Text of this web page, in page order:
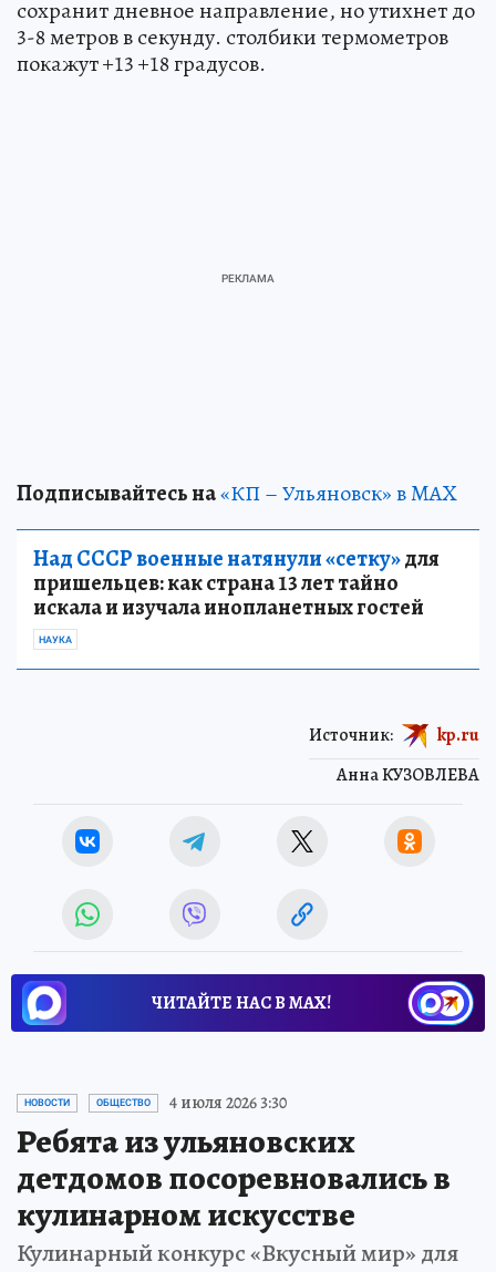
сохранит дневное направление, но утихнет до
3-8 метров в секунду. столбики термометров
покажут +13 +18 градусов.
Подписывайтесь на«КП – Ульяновск» в MAX
Над СССР военные натянули «сетку»для
пришельцев: как страна 13 лет тайно
искала и изучала инопланетных гостей
НАУКА
Анна КУЗОВЛЕВА
Источник: kp.ru
ЧИТАЙТЕ НАС В МАХ!
НОВОСТИ ОБЩЕСТВО 4 июля 2026 3:30
Ребята из ульяновских
детдомов посоревновались в
кулинарном искусстве
Кулинарный конкурс «Вкусный мир» для